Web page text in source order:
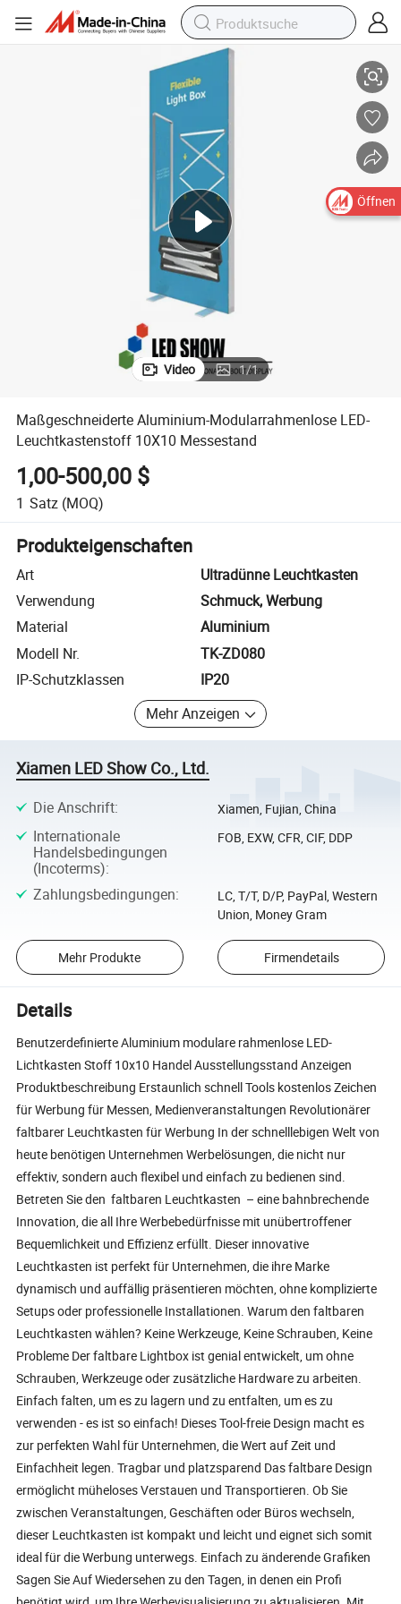
Maßgeschneiderte Aluminium-Modularrahmenlose LED-
Video 1/1
Maßgeschneiderte Aluminium-Modularrahmenlose LED-
Leuchtkastenstoff 10X10 Messestand
1,00-500,00 $
1 Satz (MOQ)
Produkteigenschaften
Art
Ultradünne Leuchtkasten
Verwendung
Schmuck, Werbung
Material
Aluminium
Modell Nr.
TK-ZD080
IP-Schutzklassen
IP20
Mehr Anzeigen
Xiamen LED Show Co., Ltd.
Die Anschrift: Xiamen, Fujian, China
Internationale
Handelsbedingungen
(Incoterms):
FOB, EXW, CFR, CIF, DDP
Zahlungsbedingungen:
LC, T/T, D/P, PayPal, Western
Union, Money Gram
Mehr Produkte Firmendetails
Details
Benutzerdefinierte Aluminium modulare rahmenlose LED-
Lichtkasten Stoff 10x10 Handel Ausstellungsstand Anzeigen
Produktbeschreibung Erstaunlich schnell Tools kostenlos Zeichen
für Werbung für Messen, Medienveranstaltungen Revolutionärer
faltbarer Leuchtkasten für Werbung In der schnelllebigen Welt von
heute benötigen Unternehmen Werbelösungen, die nicht nur
effektiv, sondern auch flexibel und einfach zu bedienen sind.
Betreten Sie den faltbaren Leuchtkasten – eine bahnbrechende
Innovation, die all Ihre Werbebedürfnisse mit unübertroffener
Bequemlichkeit und Effizienz erfüllt. Dieser innovative
Leuchtkasten ist perfekt für Unternehmen, die ihre Marke
dynamisch und auffällig präsentieren möchten, ohne komplizierte
Setups oder professionelle Installationen. Warum den faltbaren
Leuchtkasten wählen? Keine Werkzeuge, Keine Schrauben, Keine
Probleme Der faltbare Lightbox ist genial entwickelt, um ohne
Schrauben, Werkzeuge oder zusätzliche Hardware zu arbeiten.
Einfach falten, um es zu lagern und zu entfalten, um es zu
verwenden - es ist so einfach! Dieses Tool-freie Design macht es
zur perfekten Wahl für Unternehmen, die Wert auf Zeit und
Einfachheit legen. Tragbar und platzsparend Das faltbare Design
ermöglicht müheloses Verstauen und Transportieren. Ob Sie
zwischen Veranstaltungen, Geschäften oder Büros wechseln,
dieser Leuchtkasten ist kompakt und leicht und eignet sich somit
ideal für die Werbung unterwegs. Einfach zu änderende Grafiken
Sagen Sie Auf Wiedersehen zu den Tagen, in denen ein Profi
Öffnen